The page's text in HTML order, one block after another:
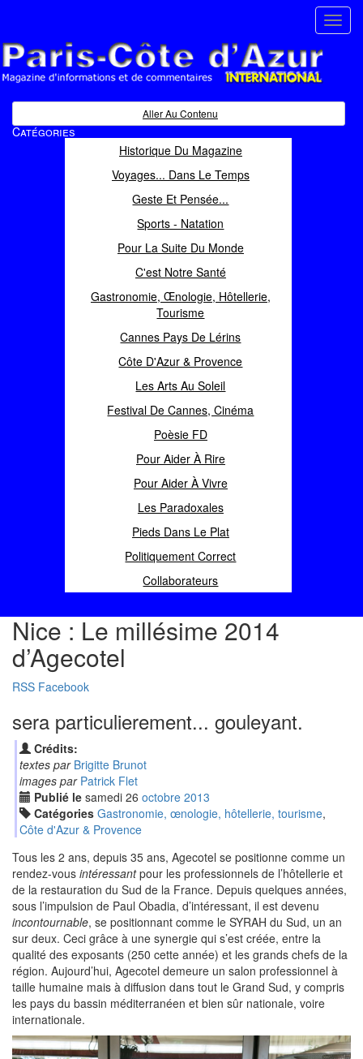
Magazine d'informations et de commentaires
Aller Au Contenu
Catégories
Historique Du Magazine
Voyages... Dans Le Temps
Geste Et Pensée...
Sports - Natation
Pour La Suite Du Monde
C'est Notre Santé
Gastronomie, Œnologie, Hôtellerie,
Tourisme
Cannes Pays De Lérins
Côte D'Azur & Provence
Les Arts Au Soleil
Festival De Cannes, Cinéma
Poèsie FD
Pour Aider À Rire
Pour Aider À Vivre
Les Paradoxales
Pieds Dans Le Plat
Politiquement Correct
Collaborateurs
Nice : Le millésime 2014
d’Agecotel
RSS Facebook
sera particulierement... gouleyant.
Crédits:
textes par Brigitte Brunot
images par Patrick Flet
Publié le samedi 26 octobre 2013
Catégories Gastronomie, œnologie, hôtellerie, tourisme,
Côte d'Azur & Provence
Tous les 2 ans, depuis 35 ans, Agecotel se positionne comme un
rendez-vous intéressantpour les professionnels de l’hôtellerie et
de la restauration du Sud de la France. Depuis quelques années,
sous l’impulsion de Paul Obadia, d’intéressant, il est devenu
incontournable, se positionnant comme le SYRAH du Sud, un an
sur deux. Ceci grâce à une synergie qui s’est créée, entre la
qualité des exposants (250 cette année) et les grands chefs de la
région. Aujourd’hui, Agecotel demeure un salon professionnel à
taille humaine mais à diffusion dans tout le Grand Sud, y compris
les pays du bassin méditerranéen et bien sûr nationale, voire
internationale.